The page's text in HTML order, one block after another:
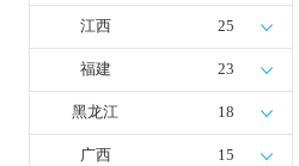
江西 25
福建 23
黑龙江 18
广西 15